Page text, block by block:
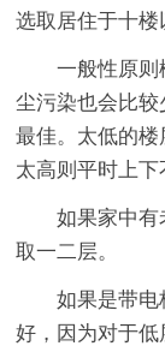
选取居住于十楼
一般性原
尘污染也会比
最佳。太低的楼
太高则平时上下
如果家中
取一二层。
如果是带
好，因为对于